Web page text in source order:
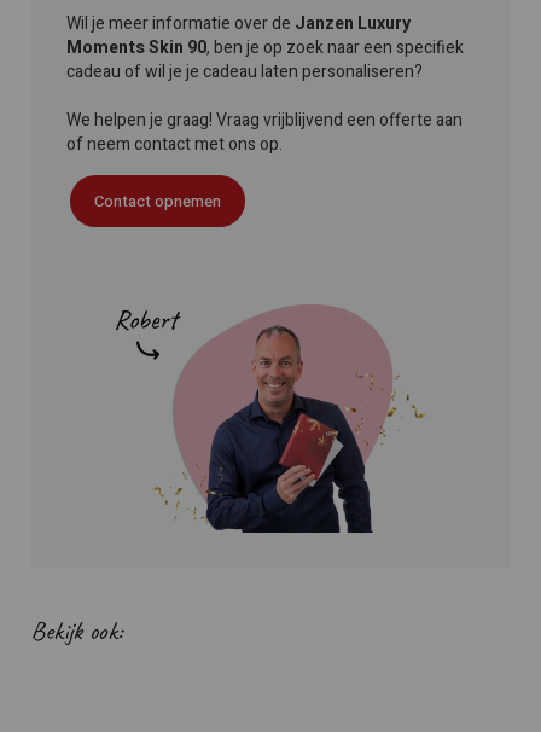
Wil je meer informatie over de Janzen Luxury
Moments Skin 90, ben je op zoek naar een specifiek
cadeau of wil je je cadeau laten personaliseren?
We helpen je graag! Vraag vrijblijvend een offerte aan
of neem contact met ons op.
Contact opnemen
Bekijk ook: